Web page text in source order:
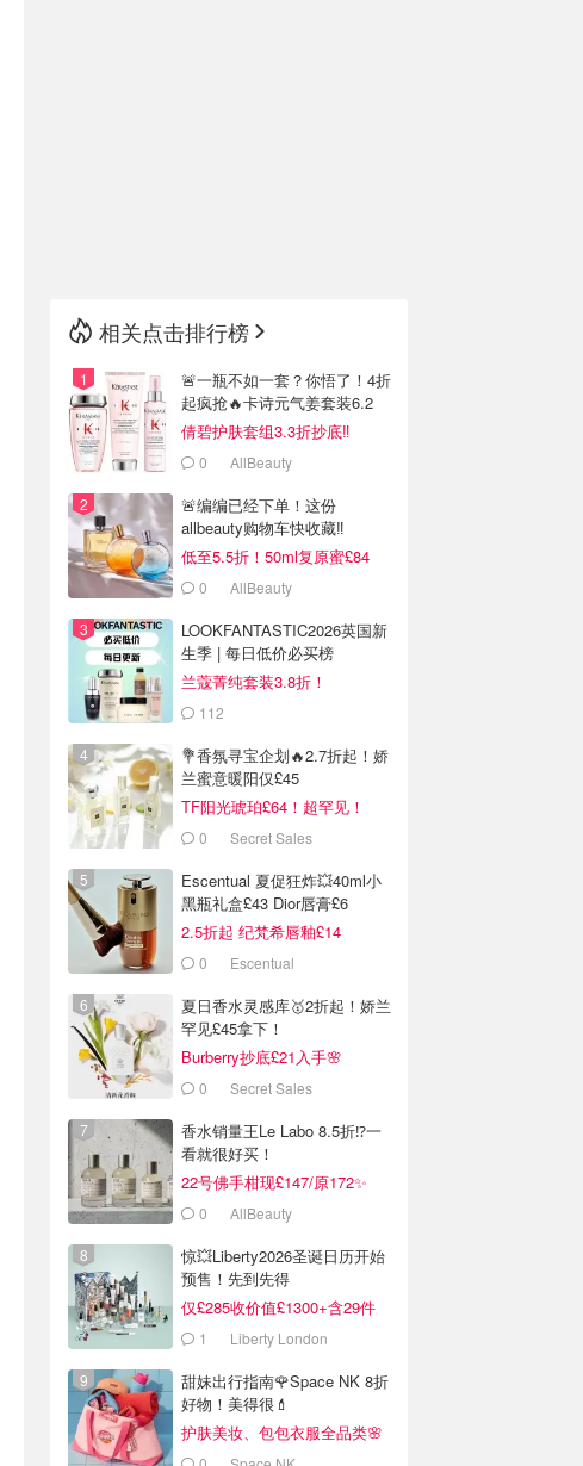
相关点击排行榜
🚨一瓶不如一套？你悟了！4折
起疯抢🔥卡诗元气姜套装6.2
折‼️
倩碧护肤套组3.3折抄底‼️
0 AllBeauty
🚨编编已经下单！这份
allbeauty购物车快收藏‼️
低至5.5折！50ml复原蜜£84
0 AllBeauty
LOOKFANTASTIC2026英国新
生季 | 每日低价必买榜
兰蔻菁纯套装3.8折！
112
💐香氛寻宝企划🔥2.7折起！娇
兰蜜意暖阳仅£45
TF阳光琥珀£64！超罕见！
0 Secret Sales
Escentual 夏促狂炸💥40ml小
黑瓶礼盒£43 Dior唇膏£6
2.5折起 纪梵希唇釉£14
0 Escentual
夏日香水灵感库🥇2折起！娇兰
罕见£45拿下！
Burberry抄底£21入手🌸
0 Secret Sales
香水销量王Le Labo 8.5折⁉️一
看就很好买！
22号佛手柑现£147/原172✨
0 AllBeauty
惊💥Liberty2026圣诞日历开始
预售！先到先得
仅£285收价值£1300+含29件
1 Liberty London
甜妹出行指南🌹Space NK 8折
好物！美得很💄
护肤美妆、包包衣服全品类🌸